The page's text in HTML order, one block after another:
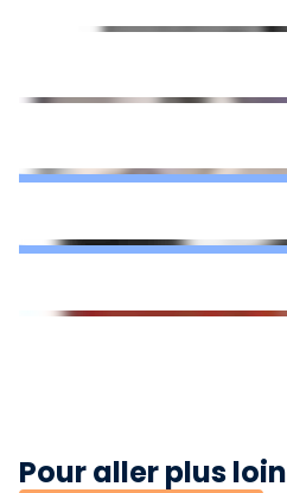
Pour aller plus loin